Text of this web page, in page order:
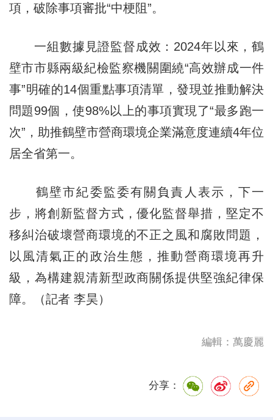
項，破除事項審批“中梗阻”。
一組數據見證監督成效：2024年以來，鶴
壁市市縣兩級紀檢監察機關圍繞“高效辦成一件
事”明確的14個重點事項清單，發現並推動解決
問題99個，使98%以上的事項實現了“最多跑一
次”，助推鶴壁市營商環境企業滿意度連續4年位
居全省第一。
鶴壁市紀委監委有關負責人表示，下一
步，將創新監督方式，優化監督舉措，堅定不
移糾治破壞營商環境的不正之風和腐敗問題，
以風清氣正的政治生態，推動營商環境再升
級，為構建親清新型政商關係提供堅強紀律保
障。（記者 李昊）
編輯：萬慶麗
分享：